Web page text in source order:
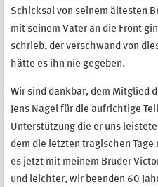
Schicksal von seinem ältesten
mit seinem Vater an die Front
schrieb, der verschwand von
hätte es ihn nie gegeben.
Wir sind dankbar, dem Mitglied
Jens Nagel für die aufrichtige
Unterstützung die er uns
dem die letzten tragischen
es jetzt mit meinem Bruder
und leichter, wir beenden 60